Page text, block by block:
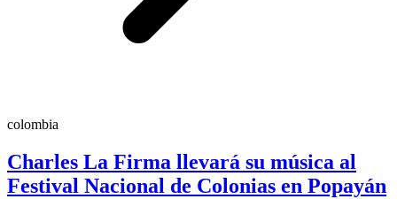
colombia
Charles La Firma llevará su música al
Festival Nacional de Colonias en Popayán